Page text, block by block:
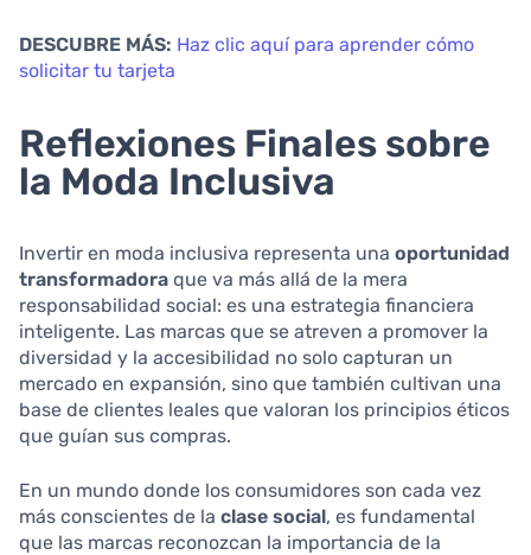
DESCUBRE MÁS: Haz clic aquí para aprender cómo
solicitar tu tarjeta
Reflexiones Finales sobre
la Moda Inclusiva
Invertir en moda inclusiva representa una oportunidad
transformadora que va más allá de la mera
responsabilidad social: es una estrategia financiera
inteligente. Las marcas que se atreven a promover la
diversidad y la accesibilidad no solo capturan un
mercado en expansión, sino que también cultivan una
base de clientes leales que valoran los principios éticos
que guían sus compras.
En un mundo donde los consumidores son cada vez
más conscientes de la clase social, es fundamental
que las marcas reconozcan la importancia de la